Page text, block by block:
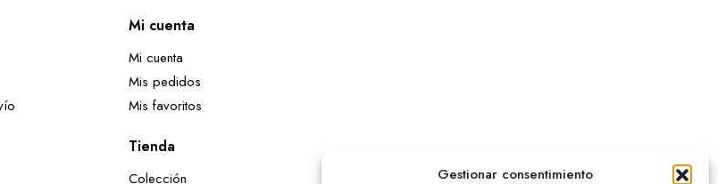
Gestionar consentimiento
Mi cuenta
Mi cuenta
Mis pedidos
Mis favoritos
Tienda
Colección